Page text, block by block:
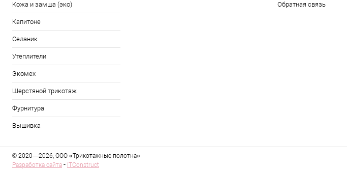
Кожа и замша (эко)
Капитоне
Селаник
Утеплители
Экомех
Шерстяной трикотаж
Фурнитура
Вышивка
Обратная связь
© 2020—2026, ООО «Трикотажные полотна»
Разработка сайта - ITConstruct